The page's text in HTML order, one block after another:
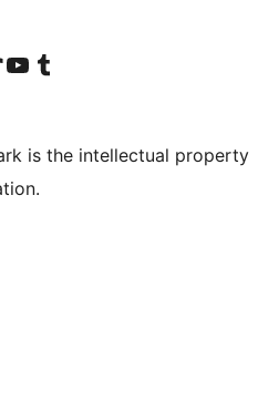
Instagram
do LinkedIn
conta do TikTok
Acessar nosso canal do YouTube
Acessar nossa conta no Tumblr
is the intellectual property